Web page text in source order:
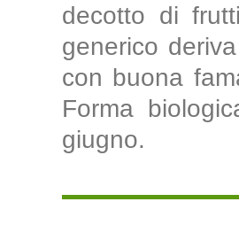
decotto di
generico
con buona
Forma
giugno.